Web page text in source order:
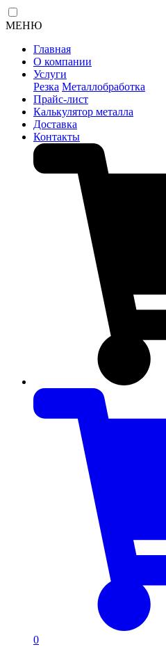
МЕНЮ
Главная
О компании
Услуги
Резка Металлобработка
Прайс-лист
Калькулятор металла
Доставка
Контакты
0